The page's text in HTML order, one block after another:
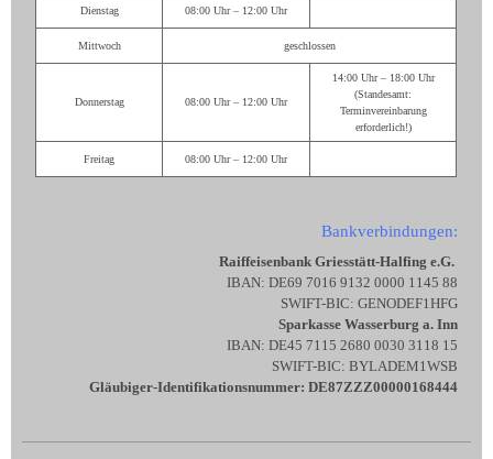
Dienstag 08:00 Uhr – 12:00 Uhr
Mittwoch geschlossen
Donnerstag 08:00 Uhr – 12:00 Uhr
14:00 Uhr – 18:00 Uhr
(Standesamt:
Terminvereinbarung
erforderlich!)
Freitag 08:00 Uhr – 12:00 Uhr
Bankverbindungen:
Raiffeisenbank Griesstätt-Halfing e.G.
IBAN: DE69 7016 9132 0000 1145 88
SWIFT-BIC: GENODEF1HFG
Sparkasse Wasserburg a. Inn
IBAN: DE45 7115 2680 0030 3118 15
SWIFT-BIC: BYLADEM1WSB
Gläubiger-Identifikationsnummer: DE87ZZZ00000168444